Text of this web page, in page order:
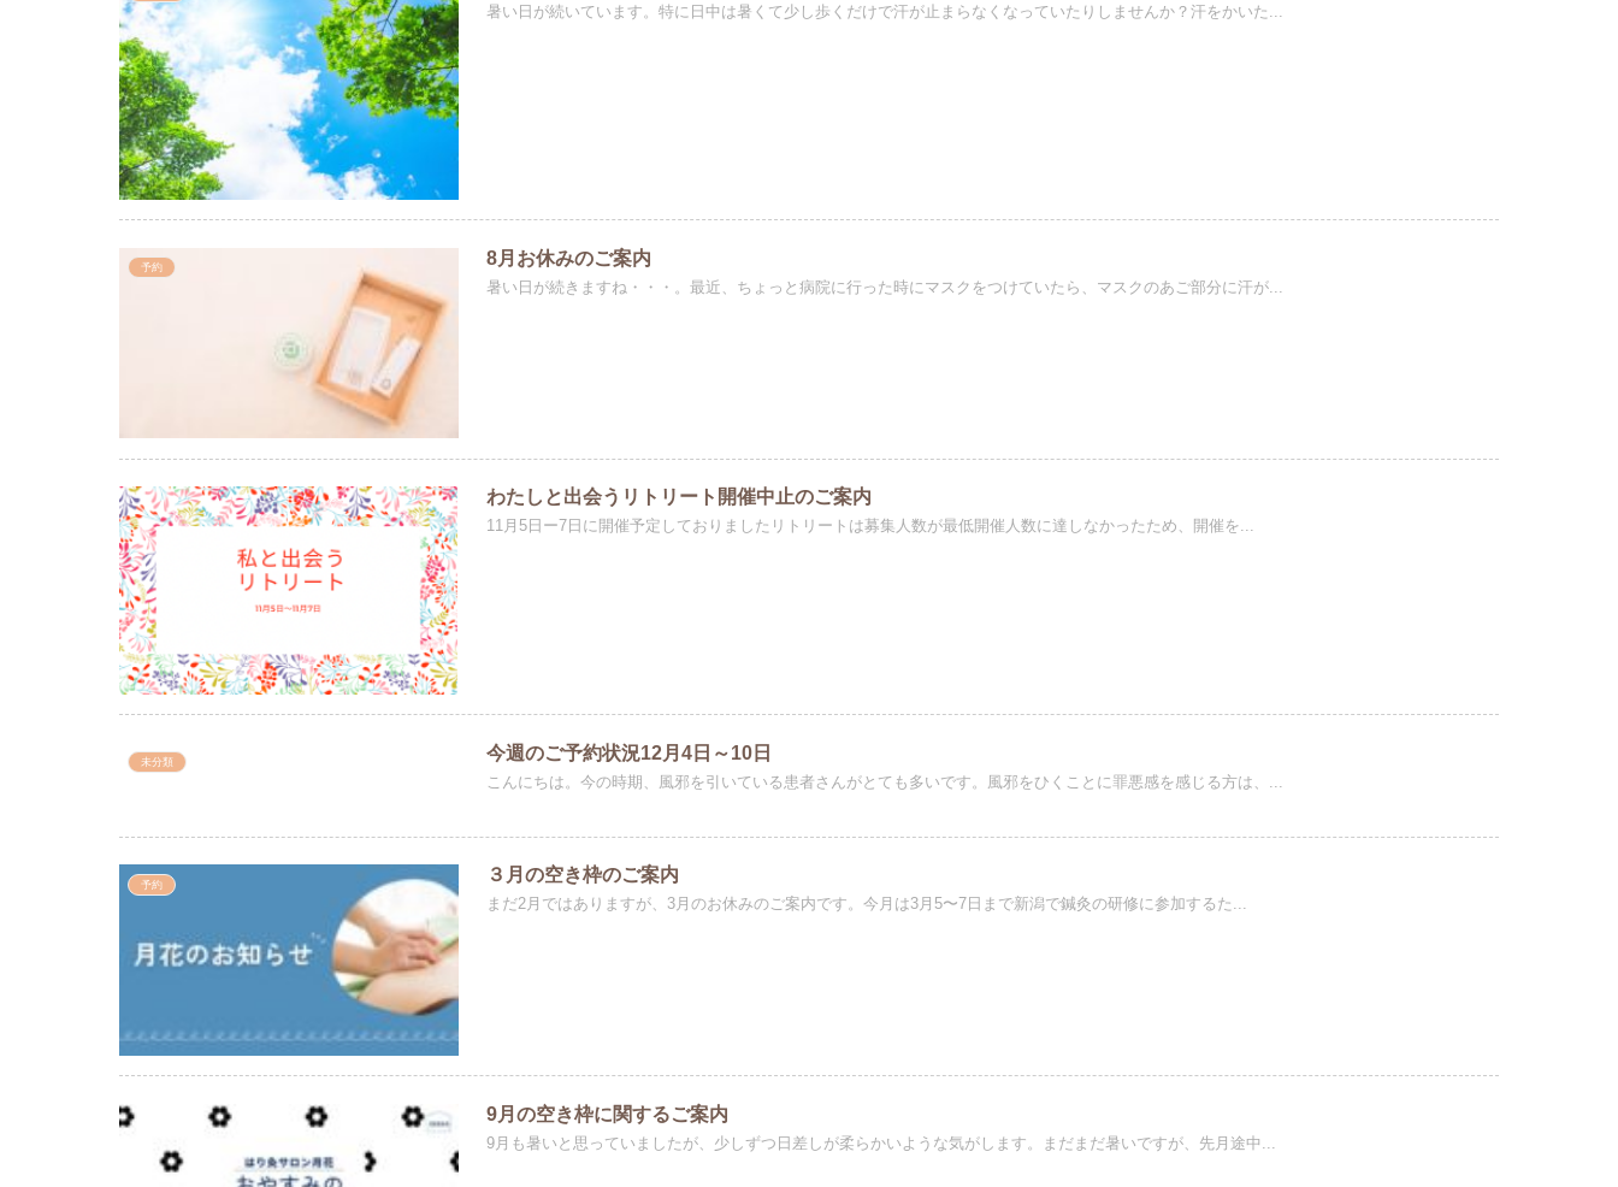
暑い日が続いています。特に日中は暑くて少し歩くだけで汗が止まらなくなっていたりしませんか？汗をかいた...
予約 8月お休みのご案内
暑い日が続きますね・・・。最近、ちょっと病院に行った時にマスクをつけていたら、マスクのあご部分に汗が...
わたしと出会うリトリート開催中止のご案内
11月5日ー7日に開催予定しておりましたリトリートは募集人数が最低開催人数に達しなかったため、開催を...
未分類 今週のご予約状況12月4日～10日
こんにちは。今の時期、風邪を引いている患者さんがとても多いです。風邪をひくことに罪悪感を感じる方は、...
予約 ３月の空き枠のご案内
まだ2月ではありますが、3月のお休みのご案内です。今月は3月5〜7日まで新潟で鍼灸の研修に参加するた...
9月の空き枠に関するご案内
9月も暑いと思っていましたが、少しずつ日差しが柔らかいような気がします。まだまだ暑いですが、先月途中...